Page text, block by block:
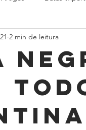
2 min de leitura